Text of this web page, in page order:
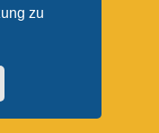
zu